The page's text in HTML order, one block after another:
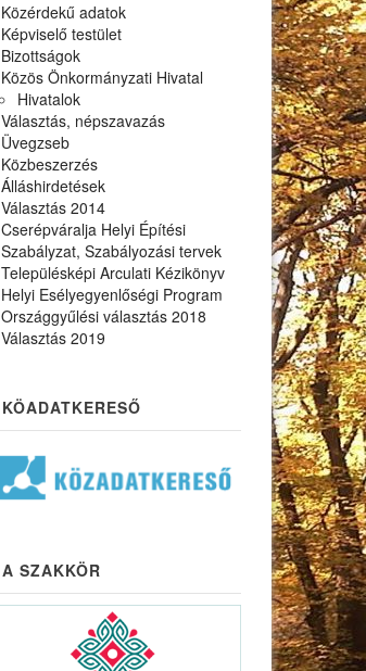
Közérdekű adatok
Képviselő testület
Bizottságok
Közös Önkormányzati Hivatal
Hivatalok
Választás, népszavazás
Üvegzseb
Közbeszerzés
Álláshirdetések
Választás 2014
Cserépváralja Helyi Építési
Szabályzat, Szabályozási tervek
Településképi Arculati Kézikönyv
Helyi Esélyegyenlőségi Program
Országgyűlési választás 2018
Választás 2019
KÖADATKERESŐ
A SZAKKÖR